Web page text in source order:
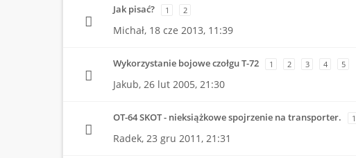
Jak pisać? 1 2
Michał, 18 cze 2013, 11:39
Wykorzystanie bojowe czołgu T-72 1 2 3 4 5
Jakub, 26 lut 2005, 21:30
OT-64 SKOT - nieksiążkowe spojrzenie na transporter. 1
Radek, 23 gru 2011, 21:31